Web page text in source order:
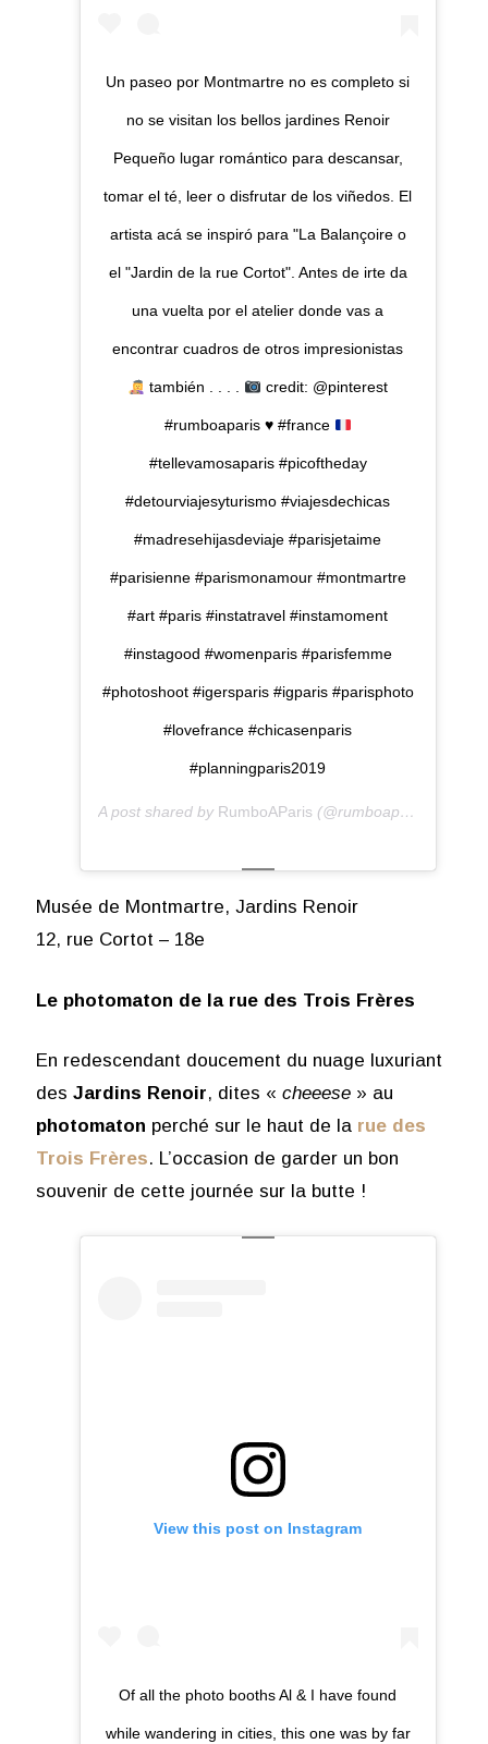
Un paseo por Montmartre no es completo si
no se visitan los bellos jardines Renoir
Pequeño lugar romántico para descansar,
tomar el té, leer o disfrutar de los viñedos. El
artista acá se inspiró para "La Balançoire o
el "Jardin de la rue Cortot". Antes de irte da
una vuelta por el atelier donde vas a
encontrar cuadros de otros impresionistas
también . . . . credit: @pinterest
#rumboaparis ♥️#france
#tellevamosaparis #picoftheday
#detourviajesyturismo #viajesdechicas
#madresehijasdeviaje #parisjetaime
#parisienne #parismonamour #montmartre
#art #paris #instatravel #instamoment
#instagood #womenparis #parisfemme
#photoshoot #igersparis #igparis #parisphoto
#lovefrance #chicasenparis
#planningparis2019
A post shared by RumboAParis (@rumboaparis) on
Musée de Montmartre, Jardins Renoir
12, rue Cortot – 18e
Le photomaton de la rue des Trois Frères
En redescendant doucement du nuage luxuriant
des Jardins Renoir, dites « cheeese » au
photomaton perché sur le haut de la rue des
Trois Frères. L’occasion de garder un bon
souvenir de cette journée sur la butte !
View this post on Instagram
Of all the photo booths Al & I have found
while wandering in cities, this one was by far